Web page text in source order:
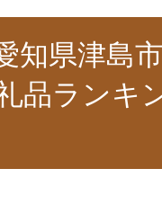
知県津島
品ランキ